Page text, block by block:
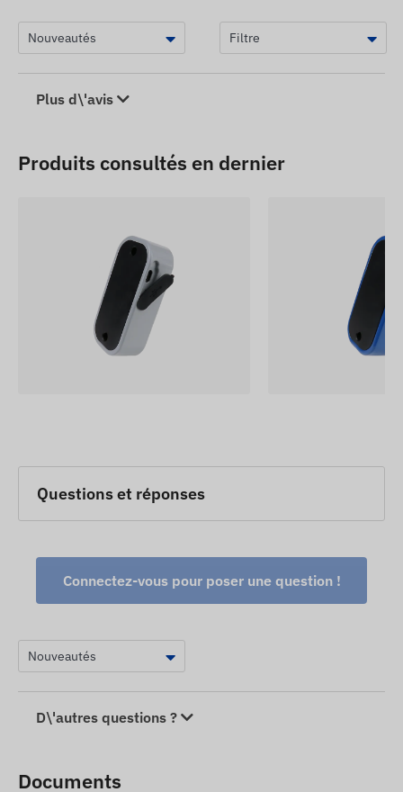
Plus d\'avis
Produits consultés en dernier
Questions et réponses
Connectez-vous pour poser une question !
D\'autres questions ?
Documents